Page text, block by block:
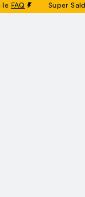
Super Saldi!